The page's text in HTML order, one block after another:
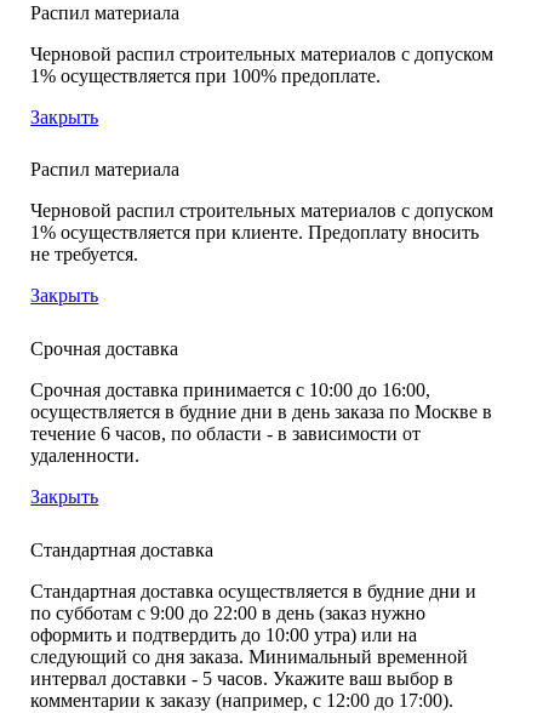
Распил материала
Черновой распил строительных материалов с допуском
1% осуществляется при 100% предоплате.
Закрыть
Распил материала
Черновой распил строительных материалов с допуском
1% осуществляется при клиенте. Предоплату вносить
не требуется.
Закрыть
Срочная доставка
Срочная доставка принимается с 10:00 до 16:00,
осуществляется в будние дни в день заказа по Москве в
течение 6 часов, по области - в зависимости от
удаленности.
Закрыть
Стандартная доставка
Стандартная доставка осуществляется в будние дни и
по субботам с 9:00 до 22:00 в день (заказ нужно
оформить и подтвердить до 10:00 утра) или на
следующий со дня заказа. Минимальный временной
интервал доставки - 5 часов. Укажите ваш выбор в
комментарии к заказу (например, с 12:00 до 17:00).